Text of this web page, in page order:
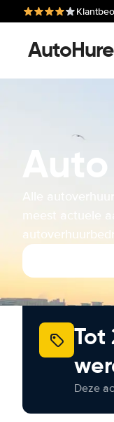
Alle
meest actuele
Tot
Deze